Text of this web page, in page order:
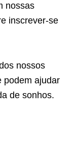
nossas
inscrever-se
nossos
podem ajudar
de sonhos.